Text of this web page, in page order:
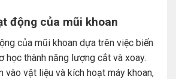
động của mũi khoan
của mũi khoan dựa trên việc biến
học thành năng lượng cắt và xoay.
vào vật liệu và kích hoạt máy khoan,